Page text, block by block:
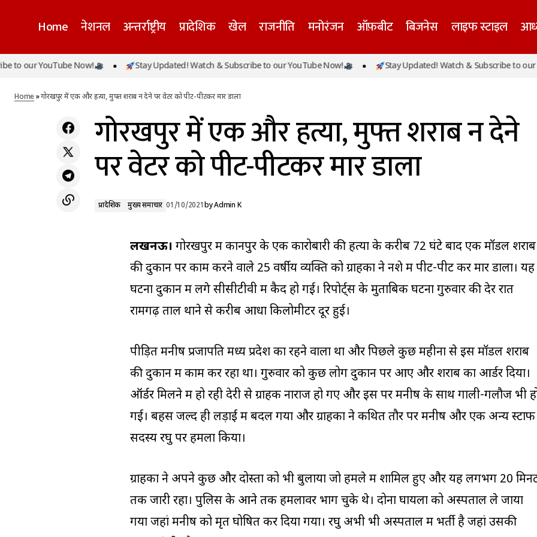
Home नेशनल अन्तर्राष्ट्रीय प्रादेशिक खेल राजनीति मनोरंजन ऑफ़बीट बिजनेस लाइफ स्टाइल
कैप्टन अमरिंदर सिंह बनाएंगे नई पार्टी, जल्द कर सकते
गोरखपुर में एक और हत्या, मुफ्त शराब न देने पर वेटर को पीट-
YouTube Now! Stay Updated! Watch & Subscribe to our YouTube Now! Stay Updated! Watch & Subscribe to our
Home»गोरखपुर में एक और हत्या, मुफ्त शराब न देने पर वेटर को पीट-पीटकर मार डाला
गोरखपुर में एक और हत्या, मुफ्त शराब न देने
पर वेटर को पीट-पीटकर मार डाला
प्रादेशिक मुख्य समाचार 01/10/2021byAdmin K
लखनऊ। गोरखपुर में कानपुर के एक कारोबारी की हत्या के करीब 72 घंटे बाद एक मॉडल शराब
की दुकान पर काम करने वाले 25 वर्षीय व्यक्ति को ग्राहकों ने नशे में पीट-पीट कर मार डाला। यह
घटना दुकान में लगे सीसीटीवी में कैद हो गई। रिपोर्ट्स के मुताबिक घटना गुरुवार की देर रात
रामगढ़ ताल थाने से करीब आधा किलोमीटर दूर हुई।
पीड़ित मनीष प्रजापति मध्य प्रदेश का रहने वाला था और पिछले कुछ महीनों से इस मॉडल शराब
की दुकान में काम कर रहा था। गुरुवार को कुछ लोग दुकान पर आए और शराब का आर्डर दिया।
ऑर्डर मिलने में हो रही देरी से ग्राहक नाराज हो गए और इस पर मनीष के साथ गाली-गलौज भी
गई। बहस जल्द ही लड़ाई में बदल गया और ग्राहकों ने कथित तौर पर मनीष और एक अन्य स्टाफ
सदस्य रघु पर हमला किया।
ग्राहकों ने अपने कुछ और दोस्तों को भी बुलाया जो हमले में शामिल हुए और यह लगभग 20
तक जारी रहा। पुलिस के आने तक हमलावर भाग चुके थे। दोनों घायलों को अस्पताल ले जाया
गया जहां मनीष को मृत घोषित कर दिया गया। रघु अभी भी अस्पताल में भर्ती है जहां उसकी